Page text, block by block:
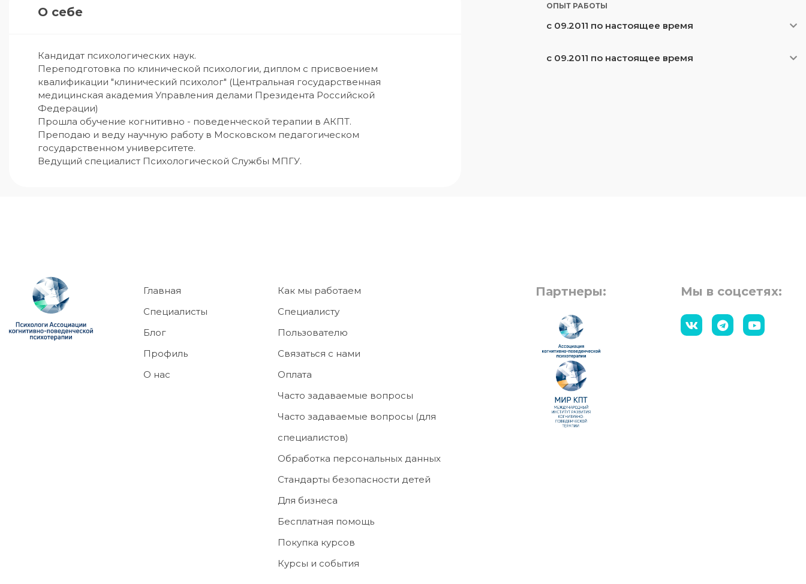
О себе
Кандидат психологических наук.
Переподготовка по клинической психологии, диплом с присвоением
квалификации "клинический психолог" (Центральная государственная
медицинская академия Управления делами Президента Российской
Федерации)
Прошла обучение когнитивно - поведенческой терапии в АКПТ.
Преподаю и веду научную работу в Московском педагогическом
государственном университете.
Ведущий специалист Психологической Службы МПГУ.
ОПЫТ РАБОТЫ
с 09.2011 по настоящее время
с 09.2011 по настоящее время
Главная
Специалисты
Блог
Профиль
О нас
Как мы работаем
Специалисту
Пользователю
Связаться с нами
Оплата
Часто задаваемые вопросы
Часто задаваемые вопросы (для
специалистов)
Обработка персональных данных
Стандарты безопасности детей
Для бизнеса
Бесплатная помощь
Покупка курсов
Курсы и события
Партнеры: Мы в соцсетях: